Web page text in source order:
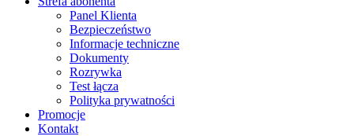
Panel Klienta
Bezpieczeństwo
Informacje techniczne
Dokumenty
Rozrywka
Test łącza
Polityka prywatności
Promocje
Kontakt